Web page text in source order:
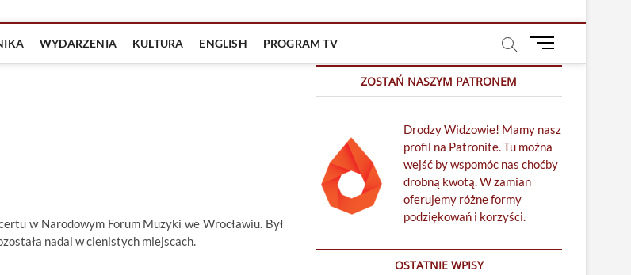
WYDARZENIA KULTURA ENGLISH PROGRAM TV
M
u
u
t
t
w Narodowym Forum Muzyki we Wrocławiu. Był
nadal w cienistych miejscach.
ZOSTAŃ NASZYM PATRONEM
Drodzy Widzowie! Mamy nasz
profil na Patronite. Tu można
wejść by wspomóc nas choćby
drobną kwotą. W zamian
oferujemy różne formy
podziękowań i korzyści.
OSTATNIE WPISY